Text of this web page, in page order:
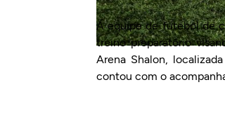
A equipe de futebol de
treino preparatório
Arena Shalon,
contou com o